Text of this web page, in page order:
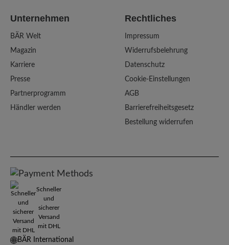
Unternehmen
BÄR Welt
Magazin
Karriere
Presse
Partnerprogramm
Händler werden
Rechtliches
Impressum
Widerrufsbelehrung
Datenschutz
Cookie-Einstellungen
AGB
Barrierefreiheitsgesetz
Bestellung widerrufen
Schneller
und
sicherer
Versand
mit DHL
BÄR International